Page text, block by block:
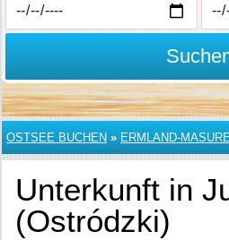
OSTSEE BUCHEN » ERMLAND-
Unterkunft in
(Ostródzki)